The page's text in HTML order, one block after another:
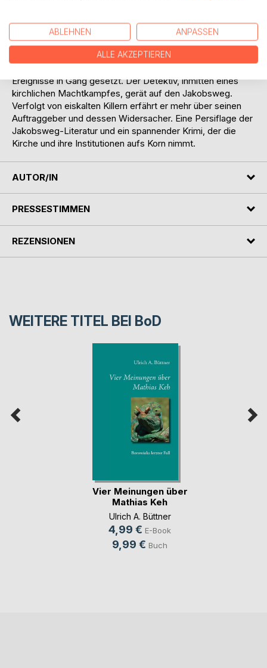
Neuköllner Detektiv, der weder bei den Exerzitien noch bei
der obligatorischen Beschattung richtig gut aussieht. Als
Borowiak bei einem Einbruch in das Büro für Pilgerreisen
Ereignisse in Gang gesetzt. Der Detektiv, inmitten eines
kirchlichen Machtkampfes, gerät auf den Jakobsweg.
Verfolgt von eiskalten Killern erfährt er mehr über seinen
Auftraggeber und dessen Widersacher. Eine Persiflage der
Jakobsweg-Literatur und ein spannender Krimi, der die
Kirche und ihre Institutionen aufs Korn nimmt.
AUTOR/IN
PRESSESTIMMEN
REZENSIONEN
WEITERE TITEL BEI BoD
Vier Meinungen über
Mathias Keh
Ulrich A. Büttner
4,99 € E-Book
9,99 € Buch
ABLEHNEN ANPASSEN
ALLE AKZEPTIEREN